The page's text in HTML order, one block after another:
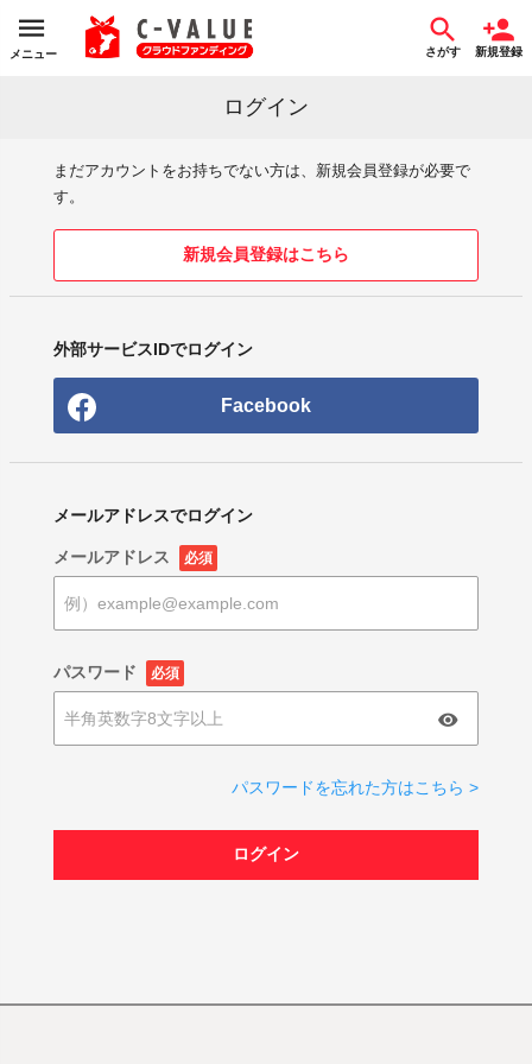
メニュー さがす 新規登録
ログイン
まだアカウントをお持ちでない方は、新規会員登録が必要で
す。
新規会員登録はこちら
外部サービスIDでログイン
Facebook
メールアドレスでログイン
メールアドレス 必須
パスワード 必須
パスワードを忘れた方はこちら >
ログイン